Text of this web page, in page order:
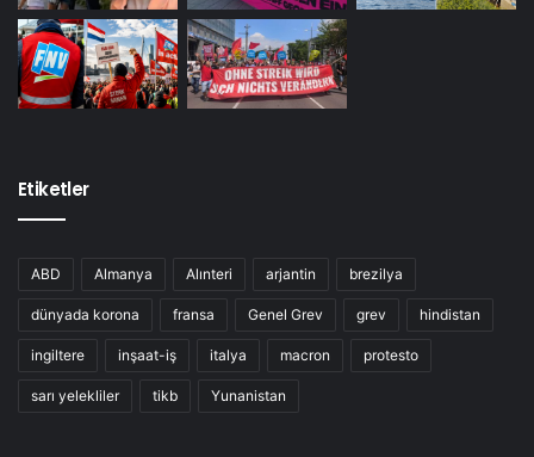
Etiketler
ABD Almanya Alınteri arjantin brezilya
dünyada korona fransa Genel Grev grev hindistan
ingiltere inşaat-iş italya macron protesto
sarı yelekliler tikb Yunanistan